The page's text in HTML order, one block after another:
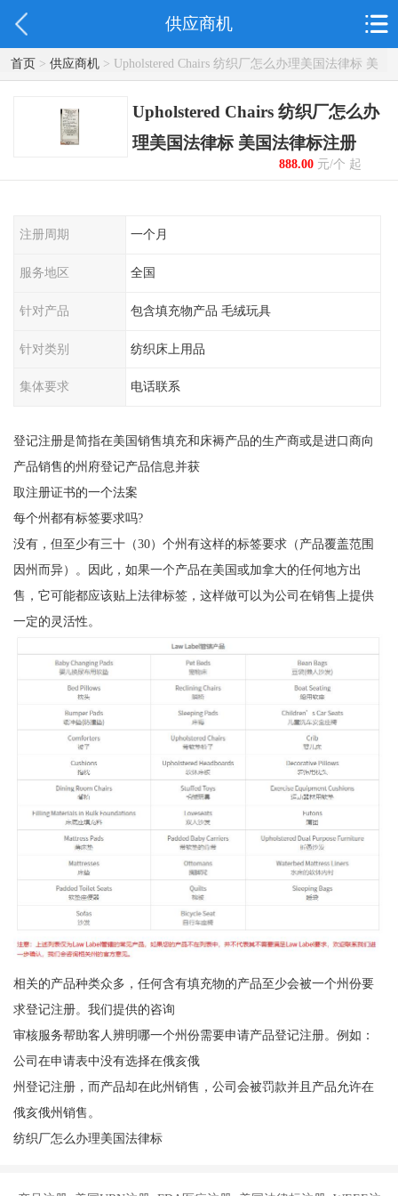
供应商机
首页> 供应商机> Upholstered Chairs 纺织厂怎么办理美国法律标 美
国法律标注册
Upholstered Chairs 纺织厂怎么办
理美国法律标 美国法律标注册
888.00元/个 起
注册周期 一个月
服务地区 全国
针对产品 包含填充物产品 毛绒玩具
针对类别 纺织床上用品
集体要求 电话联系
登记注册是简指在美国销售填充和床褥产品的生产商或是进口商向
产品销售的州府登记产品信息并获
取注册证书的一个法案
每个州都有标签要求吗?
没有，但至少有三十（30）个州有这样的标签要求（产品覆盖范围
因州而异）。因此，如果一个产品在美国或加拿大的任何地方出
售，它可能都应该贴上法律标签，这样做可以为公司在销售上提供
一定的灵活性。
相关的产品种类众多，任何含有填充物的产品至少会被一个州份要
求登记注册。我们提供的咨询
审核服务帮助客人辨明哪一个州份需要申请产品登记注册。例如：
公司在申请表中没有选择在俄亥俄
州登记注册，而产品却在此州销售，公司会被罚款并且产品允许在
俄亥俄州销售。
纺织厂怎么办理美国法律标